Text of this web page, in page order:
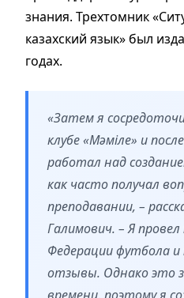
знания. Трехтомник
казахский язык» был
годах.
«Затем я
клубе «Мәміле» и
работал над
как часто получал
преподавании, –
Галимович. – Я
Федерации футбола
отзывы. Однако это